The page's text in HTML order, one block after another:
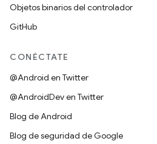
Objetos binarios del controlador
GitHub
CONÉCTATE
@Android en Twitter
@AndroidDev en Twitter
Blog de Android
Blog de seguridad de Google